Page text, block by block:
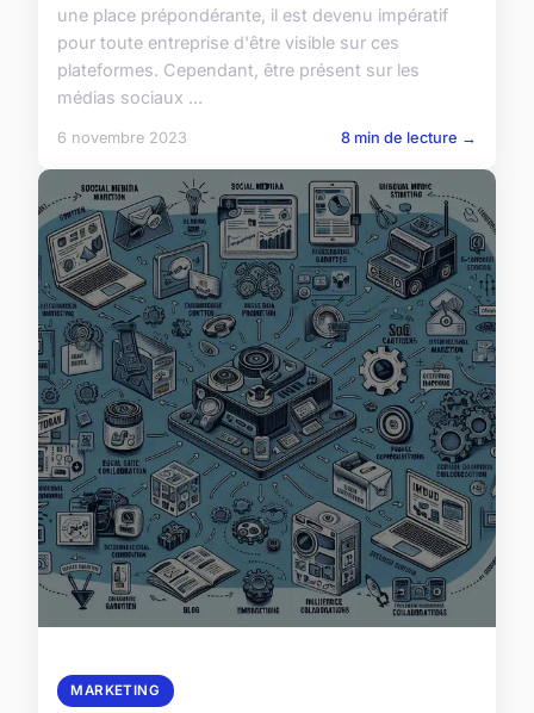
une place prépondérante, il est devenu impératif
pour toute entreprise d'être visible sur ces
plateformes. Cependant, être présent sur les
médias sociaux ...
6 novembre 2023 8 min de lecture →
MARKETING